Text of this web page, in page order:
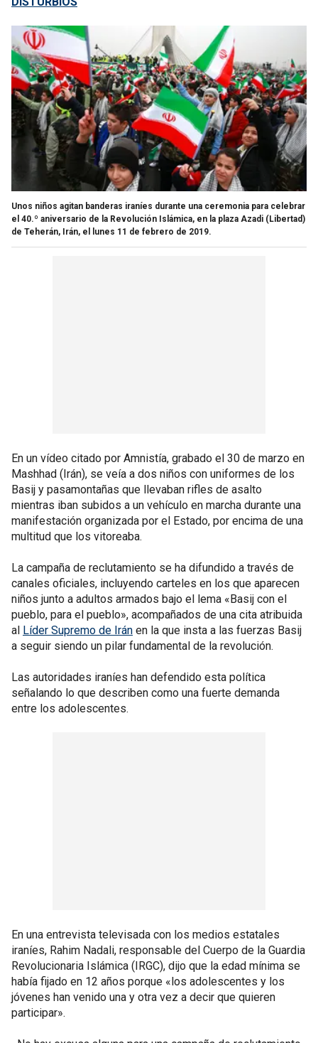
Unos niños agitan banderas iraníes durante una ceremonia para celebrar
el 40.º aniversario de la Revolución Islámica, en la plaza Azadi (Libertad)
de Teherán, Irán, el lunes 11 de febrero de 2019.
En un vídeo citado por Amnistía, grabado el 30 de marzo en
Mashhad (Irán), se veía a dos niños con uniformes de los
Basij y pasamontañas que llevaban rifles de asalto
mientras iban subidos a un vehículo en marcha durante una
manifestación organizada por el Estado, por encima de una
multitud que los vitoreaba.
La campaña de reclutamiento se ha difundido a través de
canales oficiales, incluyendo carteles en los que aparecen
niños junto a adultos armados bajo el lema «Basij con el
pueblo, para el pueblo», acompañados de una cita atribuida
al Líder Supremo de Irán en la que insta a las fuerzas Basij
a seguir siendo un pilar fundamental de la revolución.
Las autoridades iraníes han defendido esta política
señalando lo que describen como una fuerte demanda
entre los adolescentes.
En una entrevista televisada con los medios estatales
iraníes, Rahim Nadali, responsable del Cuerpo de la Guardia
Revolucionaria Islámica (IRGC), dijo que la edad mínima se
había fijado en 12 años porque «los adolescentes y los
jóvenes han venido una y otra vez a decir que quieren
participar».